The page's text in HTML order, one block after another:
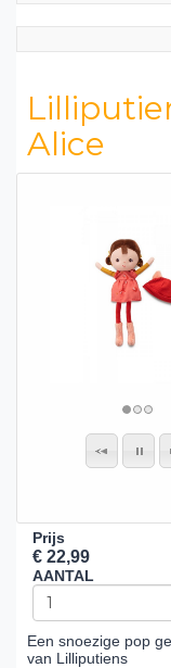
Alice
Prijs
€ 22,99
AANTAL
Een snoezige pop
van Lilliputiens